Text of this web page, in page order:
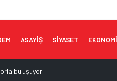
ASAYİŞ SİYASET EKONOMİ
buluşuyor